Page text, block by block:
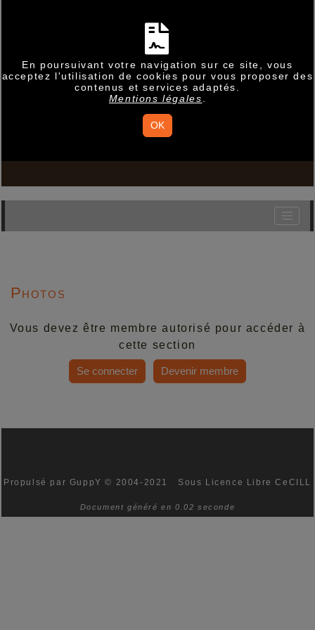
En poursuivant votre navigation sur ce site, vous
acceptez l'utilisation de cookies pour vous proposer des
contenus et services adaptés.
Mentions légales
OK
Photos
Vous devez être membre autorisé pour accéder à
cette section
Se connecter Devenir membre
Propulsé par GuppY© 2004-2021 Sous Licence Libre CeCILL
Document généré en 0.02 seconde